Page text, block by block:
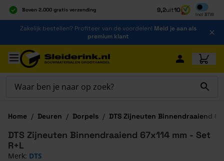
Boven 2.000 gratis verzending
Al 40 jaar dé specialist
Alles onder één dak
9,2uit10
Incl BTW
Inclusief
Ga naar de inhoud
Zakelijk bestellen? Profiteer van de voordelen! Meld je aan als
premium klant
Ga naar hoofdinhoud
Home / Deuren / Dorpels / DTS Zijneuten Binnendraaiend
DTS Zijneuten Binnendraaiend 67x114 mm - Set
R+L
Merk: DTS